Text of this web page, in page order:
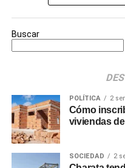
Buscar
POLÍTICA 2
Cómo
viviendas
SOCIEDAD 2